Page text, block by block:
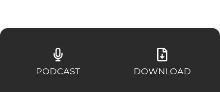
PODCAST DOWNLOAD